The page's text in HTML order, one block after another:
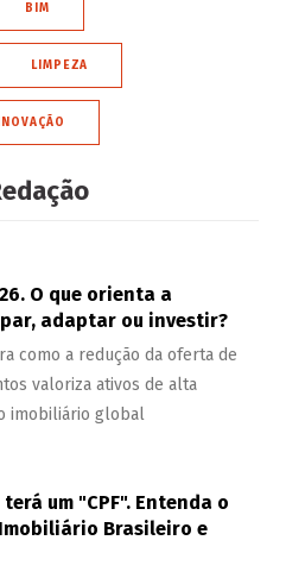
BIM
LIMPEZA
INOVAÇÃO
O que orienta a
adaptar ou investir?
como a redução da oferta de
valoriza ativos de alta
imobiliário global
terá um "CPF". Entenda o
Brasileiro e